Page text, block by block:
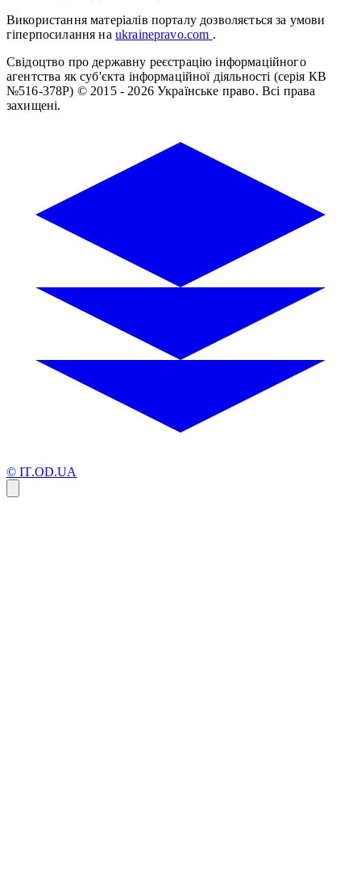
Використання матеріалів порталу дозволяється за умови
гіперпосилання на ukrainepravo.com .
Свідоцтво про державну реєстрацію інформаційного
агентства як суб'єкта інформаційної діяльності (серія КВ
№516-378Р) © 2015 - 2026 Українське право. Всі права
захищені.
© IT.OD.UA